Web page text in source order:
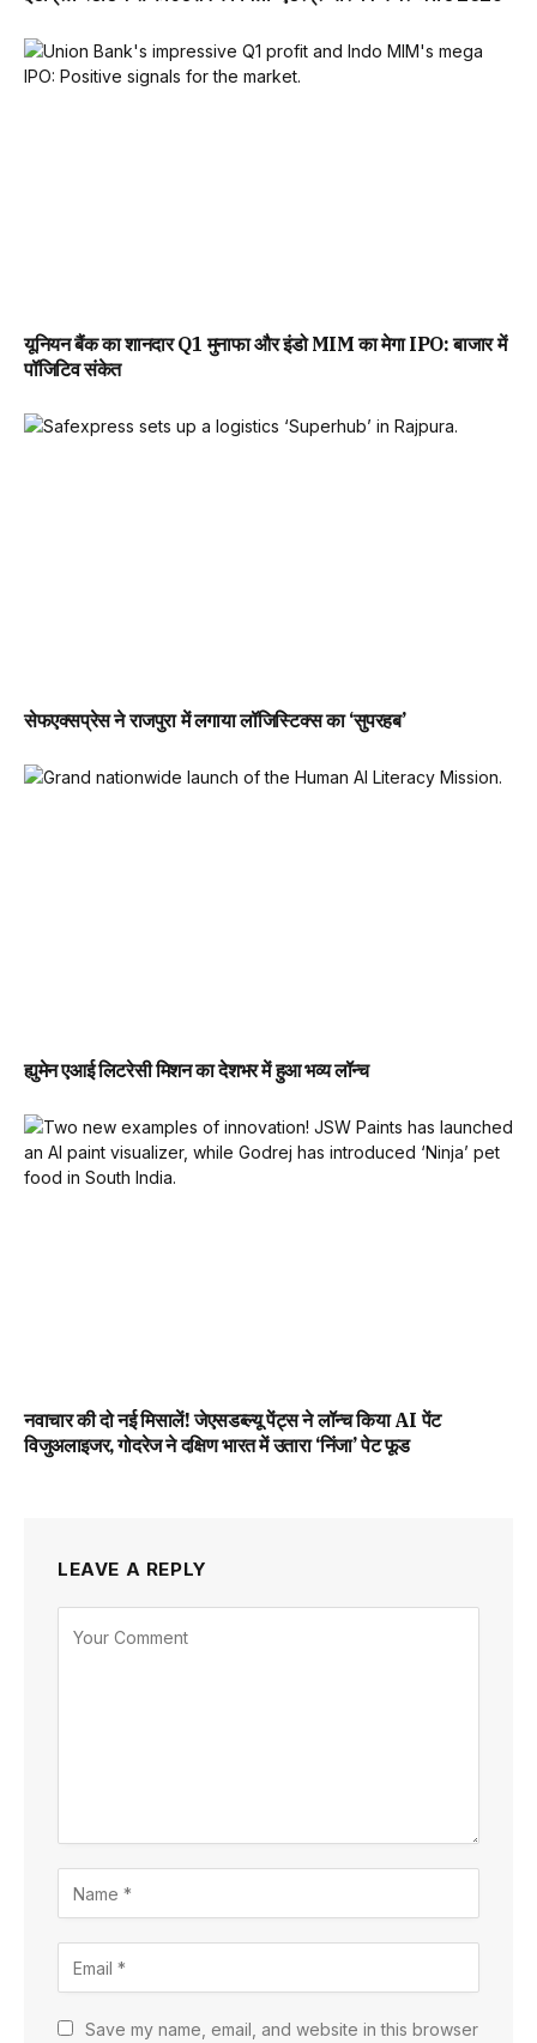
यूनियन बैंक का शानदार Q1 मुनाफा और इंडो MIM का मेगा IPO: बाजार में
पॉजिटिव संकेत
सेफएक्सप्रेस ने राजपुरा में लगाया लॉजिस्टिक्स का ‘सुपरहब’
ह्युमेन एआई लिटरेसी मिशन का देशभर में हुआ भव्य लॉन्च
नवाचार की दो नई मिसालें! जेएसडब्ल्यू पेंट्स ने लॉन्च किया AI पेंट
विजुअलाइजर, गोदरेज ने दक्षिण भारत में उतारा ‘निंजा’ पेट फूड
LEAVE A REPLY
Save my name, email, and website in this browser